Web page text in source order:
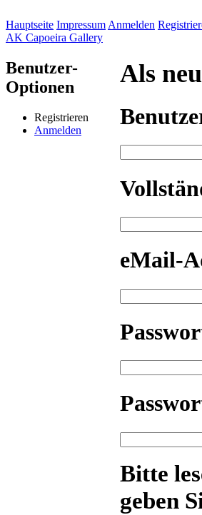
Hauptseite Impressum Anmelden
AK Capoeira Gallery
Benutzer-
Optionen
Registrieren
Anmelden
Als
eMail-
Bitte
geben